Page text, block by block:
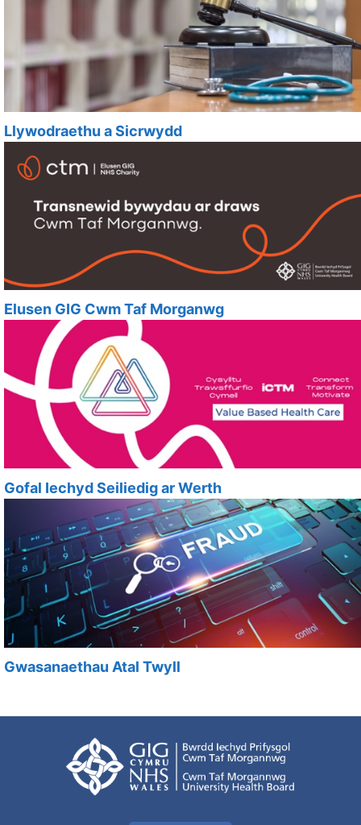
Llywodraethu a Sicrwydd
Elusen GIG Cwm Taf Morganwg
Gofal Iechyd Seiliedig ar Werth
Gwasanaethau Atal Twyll